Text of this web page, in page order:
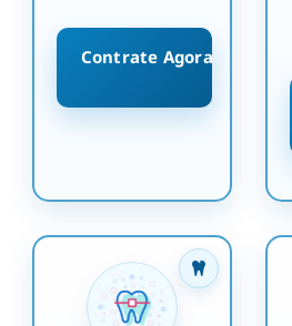
Contrate Agora